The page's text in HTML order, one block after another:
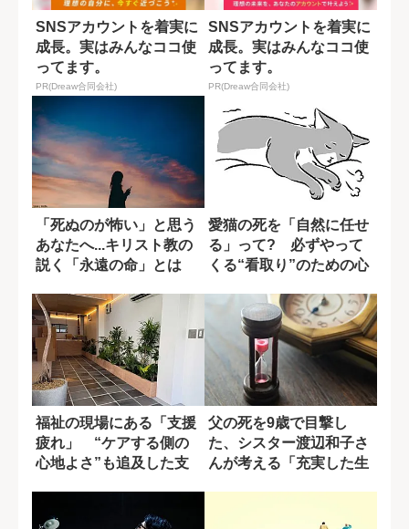
SNSアカウントを着実に
成長。実はみんなココ使
ってます。
PR(Dreaw合同会社)
SNSアカウントを着実に
成長。実はみんなココ使
ってます。
PR(Dreaw合同会社)
「死ぬのが怖い」と思う
あなたへ...キリスト教の
説く「永遠の命」とは
愛猫の死を「自然に任せ
る」って? 必ずやって
くる“看取り”のための心
福祉の現場にある「支援
疲れ」 “ケアする側の
心地よさ”も追及した支
父の死を9歳で目撃し
た、シスター渡辺和子さ
んが考える「充実した生